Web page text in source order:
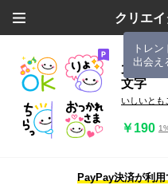
クリエ
トレ
出会え
大人の
文字
いしいとも
￥190
PayPay決済が利